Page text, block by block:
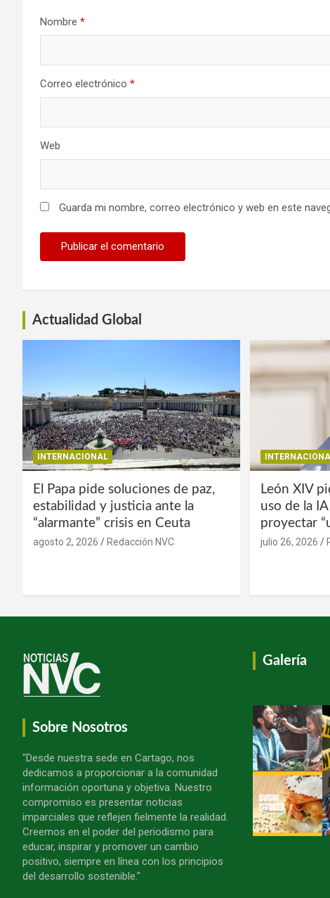
Nombre *
Correo electrónico *
Web
Guarda mi nombre, correo electrónico y web en este
Actualidad Global
INTERNACIONAL
El Papa pide soluciones de paz,
estabilidad y justicia ante la
“alarmante” crisis en Ceuta
agosto 2, 2026 Redacción NVC
León XIV
uso de la
proyectar
julio 26, 2026
Sobre Nosotros
"Desde nuestra sede en Cartago, nos
dedicamos a proporcionar a la comunidad
información oportuna y objetiva. Nuestro
compromiso es presentar noticias
imparciales que reflejen fielmente la realidad.
Creemos en el poder del periodismo para
educar, inspirar y promover un cambio
positivo, siempre en línea con los principios
del desarrollo sostenible."
Galería